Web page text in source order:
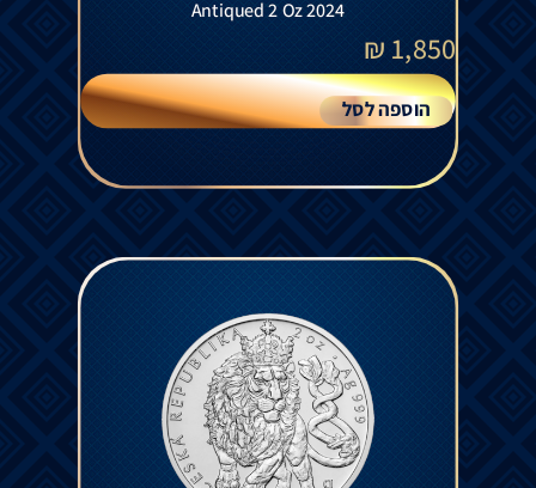
Antiqued 2 Oz 2024
1,850
₪
הוספה לסל